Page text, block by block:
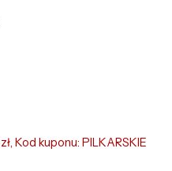
Kod kuponu: PILKARSKIE